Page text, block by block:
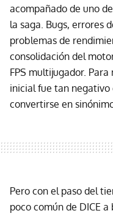
acompañado de uno
la saga. Bugs, errores
problemas de
consolidación del
FPS multijugador.
inicial fue tan negativo
convertirse en
Pero con el paso del
poco común de DICE